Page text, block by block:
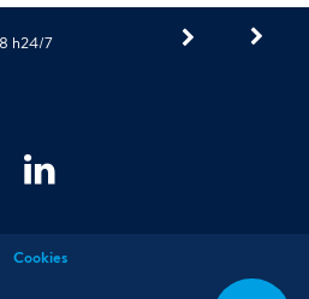
h24/7
Cookies